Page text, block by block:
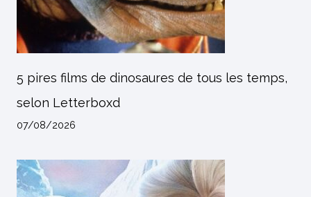
5 pires films de dinosaures de tous les temps,
selon Letterboxd
07/08/2026